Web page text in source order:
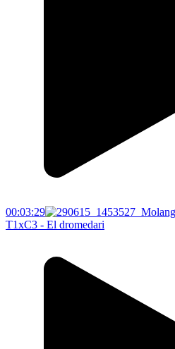
00:03:29
T1xC3 - El dromedari